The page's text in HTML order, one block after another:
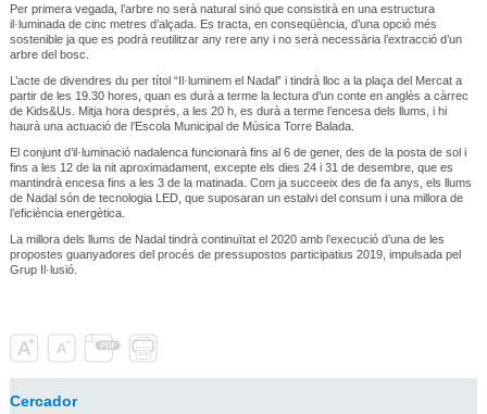
Per primera vegada, l’arbre no serà natural sinó que consistirà en una estructura
il·luminada de cinc metres d’alçada. Es tracta, en conseqüència, d’una opció més
sostenible ja que es podrà reutilitzar any rere any i no serà necessària l’extracció d’un
arbre del bosc.
L’acte de divendres du per títol “Il·luminem el Nadal” i tindrà lloc a la plaça del Mercat a
partir de les 19.30 hores, quan es durà a terme la lectura d’un conte en anglès a càrrec
de Kids&Us. Mitja hora després, a les 20 h, es durà a terme l’encesa dels llums, i hi
haurà una actuació de l’Escola Municipal de Música Torre Balada.
El conjunt d’il·luminació nadalenca funcionarà fins al 6 de gener, des de la posta de sol i
fins a les 12 de la nit aproximadament, excepte els dies 24 i 31 de desembre, que es
mantindrà encesa fins a les 3 de la matinada. Com ja succeeix des de fa anys, els llums
de Nadal són de tecnologia LED, que suposaran un estalvi del consum i una millora de
l’eficiència energètica.
La millora dels llums de Nadal tindrà continuïtat el 2020 amb l’execució d’una de les
propostes guanyadores del procés de pressupostos participatius 2019, impulsada pel
Grup Il·lusió.
Cercador